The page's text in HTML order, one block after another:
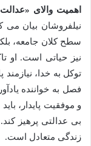
اهمیت والای
نیلفروشان بیان می
سطح کلان جامعه،
نیز حیاتی است. او
توکل به خدا،
فصل به خواننده
و موفقیت پایدار،
بی عدالتی پرهیز
زندگی متعادل است.